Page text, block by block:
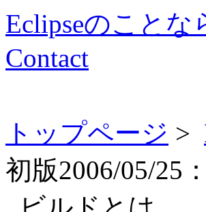
Eclipseのことな
Contact
トップページ >
初版2006/05/25：